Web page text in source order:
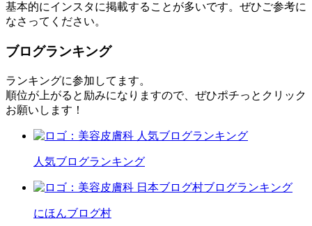
基本的にインスタに掲載することが多いです。ぜひご参考に
なさってください。
ブログランキング
ランキングに参加してます。
順位が上がると励みになりますので、ぜひポチっとクリック
お願いします！
人気ブログランキング
にほんブログ村